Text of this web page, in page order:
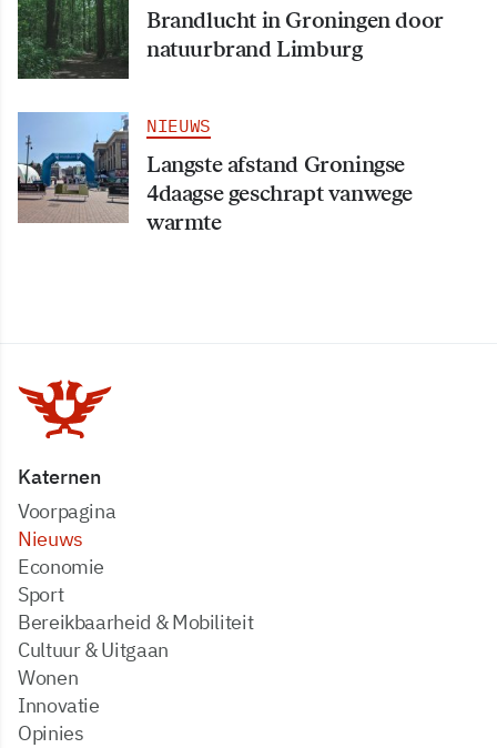
Brandlucht in Groningen door
natuurbrand Limburg
NIEUWS
Langste afstand Groningse
4daagse geschrapt vanwege
warmte
Katernen
Voorpagina
Nieuws
Economie
Sport
Bereikbaarheid & Mobiliteit
Cultuur & Uitgaan
Wonen
Innovatie
Opinies